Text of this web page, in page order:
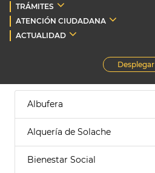
TRÁMITES
ATENCIÓN CIUDADANA
ACTUALIDAD
Desplegar
Albufera
Alquería de Solache
Bienestar Social